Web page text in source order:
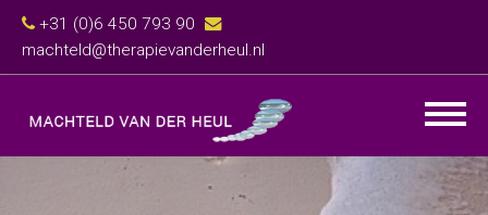
+31 (0)6 450 793 90
machteld@therapievanderheul.nl